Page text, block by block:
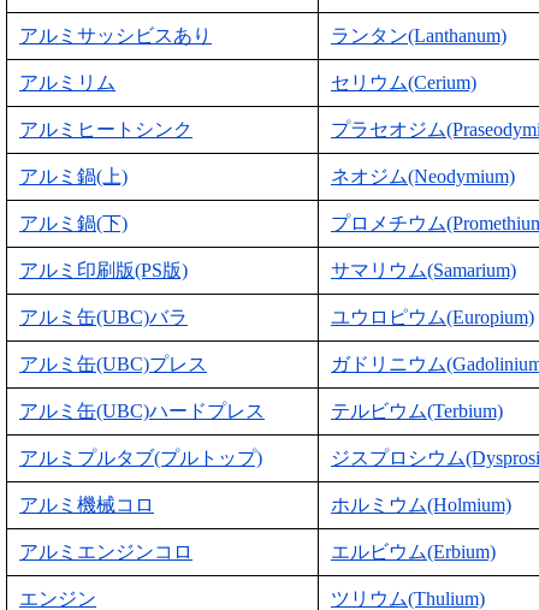
アルミサッシビスあり ランタン(Lanthanum)
アルミリム セリウム(Cerium)
アルミヒートシンク プラセオジム
アルミ鍋(上) ネオジム(Neodymium)
アルミ鍋(下) プロメチウム
アルミ印刷版(PS版) サマリウム(Samarium)
アルミ缶(UBC)バラ ユウロピウム(Europium)
アルミ缶(UBC)プレス ガドリニウム
アルミ缶(UBC)ハードプレス テルビウム(Terbium)
アルミプルタブ(プルトップ) ジスプロシウム
アルミ機械コロ ホルミウム(Holmium)
アルミエンジンコロ エルビウム(Erbium)
エンジン ツリウム(Thulium)